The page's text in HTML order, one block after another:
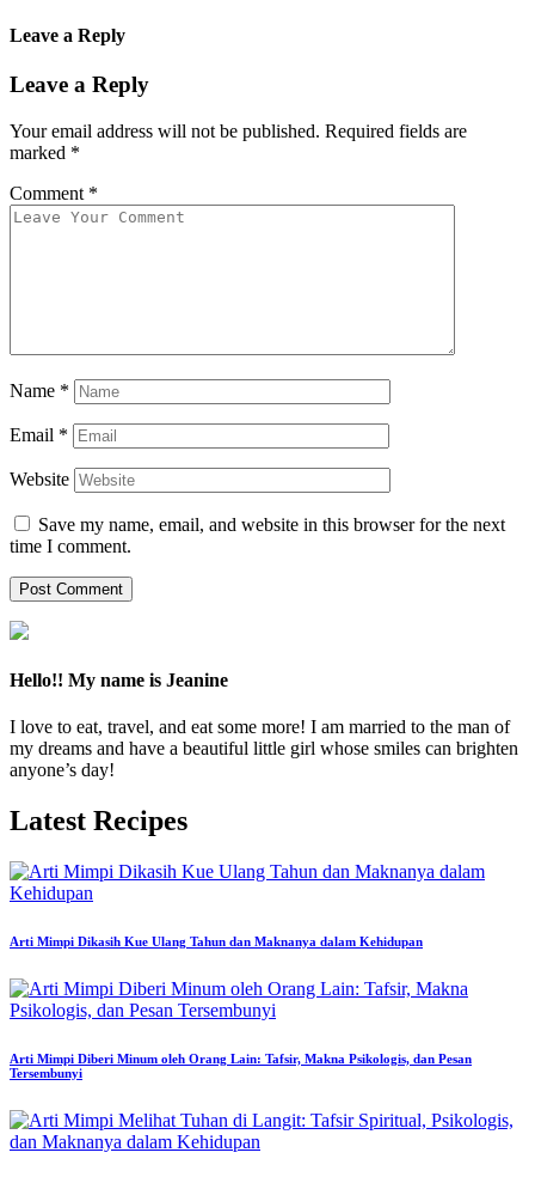
Leave a Reply
Leave a Reply
Your email address will not be published. Required fields are
marked *
Comment *
Name *
Email *
Website
Save my name, email, and website in this browser for the next
time I comment.
Hello!! My name is Jeanine
I love to eat, travel, and eat some more! I am married to the man of
my dreams and have a beautiful little girl whose smiles can brighten
anyone’s day!
Latest Recipes
Arti Mimpi Dikasih Kue Ulang Tahun dan Maknanya dalam Kehidupan
Arti Mimpi Diberi Minum oleh Orang Lain: Tafsir, Makna Psikologis, dan Pesan
Tersembunyi